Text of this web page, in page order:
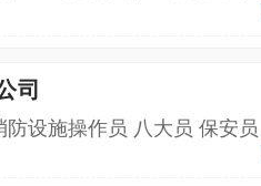
司
设施操作员 八大员 保安员